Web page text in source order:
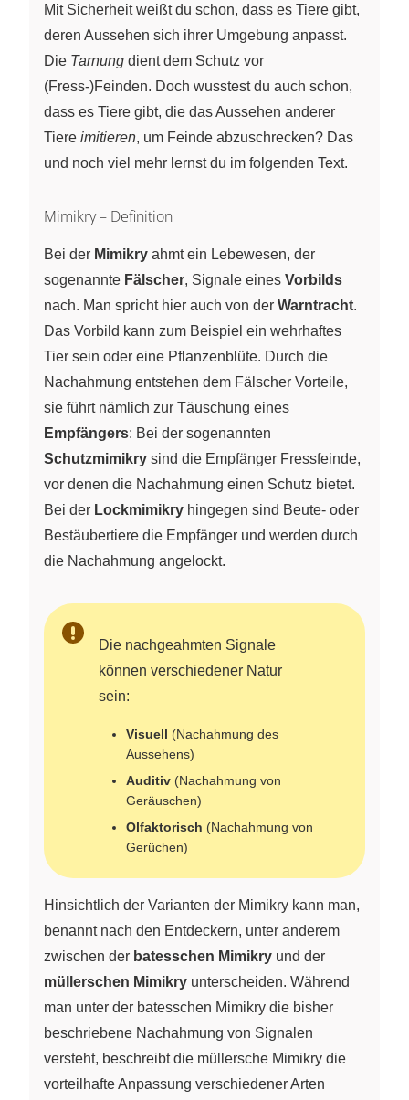
Mit Sicherheit weißt du schon, dass es Tiere gibt,
deren Aussehen sich ihrer Umgebung anpasst.
Die Tarnung dient dem Schutz vor
(Fress-)Feinden. Doch wusstest du auch schon,
dass es Tiere gibt, die das Aussehen anderer
Tiere imitieren, um Feinde abzuschrecken? Das
und noch viel mehr lernst du im folgenden Text.
Mimikry – Definition
Bei der Mimikry ahmt ein Lebewesen, der
sogenannte Fälscher, Signale eines Vorbilds
nach. Man spricht hier auch von der Warntracht.
Das Vorbild kann zum Beispiel ein wehrhaftes
Tier sein oder eine Pflanzenblüte. Durch die
Nachahmung entstehen dem Fälscher Vorteile,
sie führt nämlich zur Täuschung eines
Empfängers: Bei der sogenannten
Schutzmimikry sind die Empfänger Fressfeinde,
vor denen die Nachahmung einen Schutz bietet.
Bei der Lockmimikry hingegen sind Beute- oder
Bestäubertiere die Empfänger und werden durch
die Nachahmung angelockt.
Die nachgeahmten Signale
können verschiedener Natur
sein:
Visuell (Nachahmung des
Aussehens)
Auditiv (Nachahmung von
Geräuschen)
Olfaktorisch (Nachahmung von
Gerüchen)
Hinsichtlich der Varianten der Mimikry kann man,
benannt nach den Entdeckern, unter anderem
zwischen der batesschen Mimikry und der
müllerschen Mimikry unterscheiden. Während
man unter der batesschen Mimikry die bisher
beschriebene Nachahmung von Signalen
versteht, beschreibt die müllersche Mimikry die
vorteilhafte Anpassung verschiedener Arten